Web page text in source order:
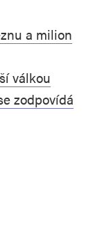
a milion
válkou
zodpovídá